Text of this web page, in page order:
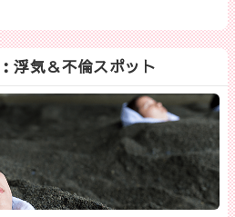
浮気＆不倫スポット